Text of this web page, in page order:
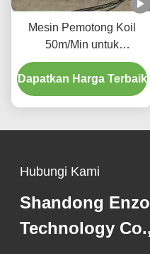
Mesin Pemotong Koil
50m/Min untuk
Memproduksi Komponen
Logam Presisi Industri
Manufaktur Kendaraan
Dapatkan Harga Terbaik
Hubungi Kami
Shandong
Technology